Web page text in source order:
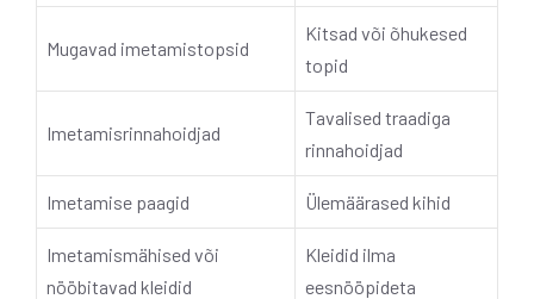
Mugavad imetamistopsid
Kitsad või õhukesed
topid
Imetamisrinnahoidjad
Tavalised traadiga
rinnahoidjad
Imetamise paagid Ülemäärased kihid
Imetamismähised või
nööbitavad kleidid
Kleidid ilma
eesnööpideta